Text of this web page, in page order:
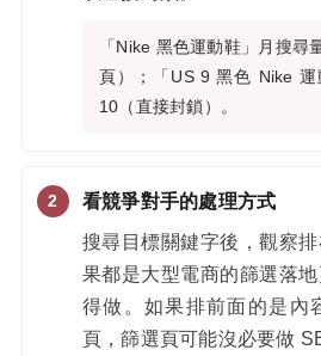
「Nike 黑色運動鞋」月搜
頁）；「US 9 黑色 Nike
10（直接封鎖）。
看競爭對手的處理方式
搜尋目標關鍵字後，觀察
果都是大型電商的篩選落
得做。如果排前面的是內
頁，篩選頁可能沒必要做